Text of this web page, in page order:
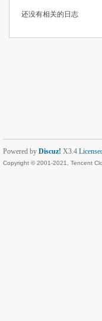
还没有相关的日志
Powered by Discuz! X3.4
Copyright © 2001-2021, Tencent